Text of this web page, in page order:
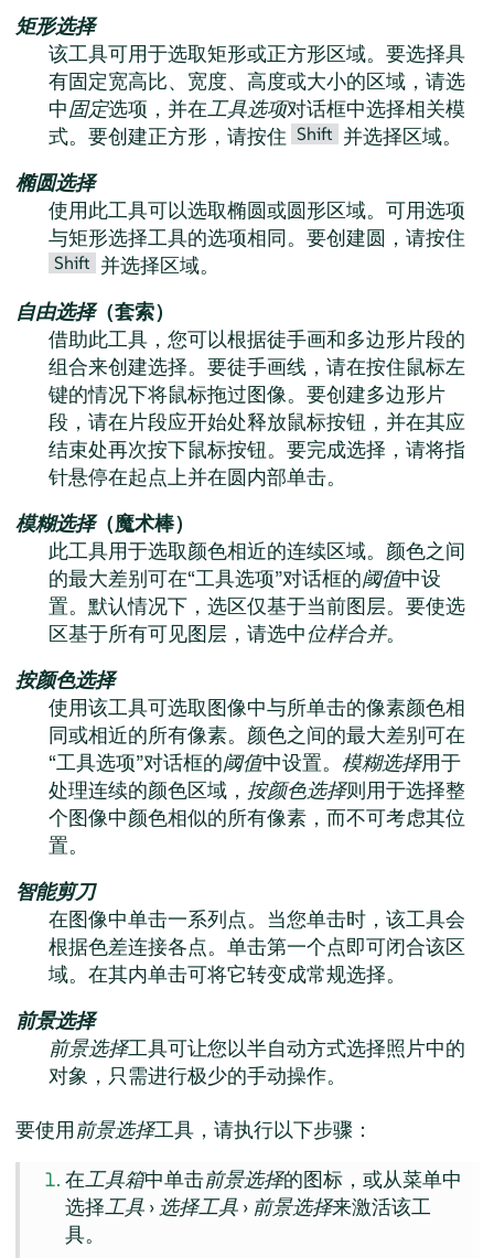
矩形选择
该工具可用于选取矩形或正方形区域。要选择具
有固定宽高比、宽度、高度或大小的区域，请选
中固定选项，并在工具选项对话框中选择相关模
式。要创建正方形，请按住 Shift 并选择区域。
椭圆选择
使用此工具可以选取椭圆或圆形区域。可用选项
与矩形选择工具的选项相同。要创建圆，请按住
Shift 并选择区域。
自由选择（套索）
借助此工具，您可以根据徒手画和多边形片段的
组合来创建选择。要徒手画线，请在按住鼠标左
键的情况下将鼠标拖过图像。要创建多边形片
段，请在片段应开始处释放鼠标按钮，并在其应
结束处再次按下鼠标按钮。要完成选择，请将指
针悬停在起点上并在圆内部单击。
模糊选择（魔术棒）
此工具用于选取颜色相近的连续区域。颜色之间
的最大差别可在“工具选项”对话框的阈值中设
置。默认情况下，选区仅基于当前图层。要使选
区基于所有可见图层，请选中位样合并。
按颜色选择
使用该工具可选取图像中与所单击的像素颜色相
同或相近的所有像素。颜色之间的最大差别可在
“工具选项”对话框的阈值中设置。 模糊选择用于
处理连续的颜色区域， 按颜色选择则用于选择整
个图像中颜色相似的所有像素，而不可考虑其位
置。
智能剪刀
在图像中单击一系列点。当您单击时，该工具会
根据色差连接各点。单击第一个点即可闭合该区
域。在其内单击可将它转变成常规选择。
前景选择
前景选择工具可让您以半自动方式选择照片中的
对象，只需进行极少的手动操作。
要使用前景选择工具，请执行以下步骤：
在工具箱中单击前景选择的图标，或从菜单中
选择工具 › 选择工具 › 前景选择来激活该工
具。